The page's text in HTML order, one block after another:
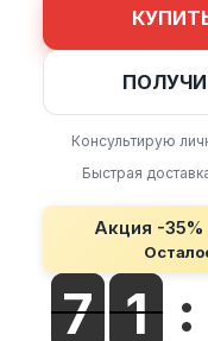
Консультирую
Быстрая
Акция -